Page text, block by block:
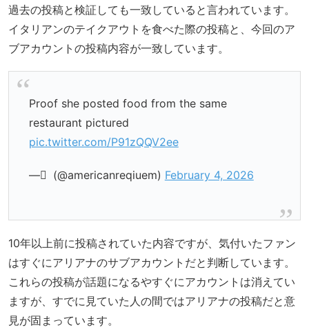
過去の投稿と検証しても一致していると言われています。
イタリアンのテイクアウトを食べた際の投稿と、今回のア
ブアカウントの投稿内容が一致しています。
Proof she posted food from the same
restaurant pictured
pic.twitter.com/P91zQQV2ee
— ً (@americanreqiuem) February 4, 2026
10年以上前に投稿されていた内容ですが、気付いたファン
はすぐにアリアナのサブアカウントだと判断しています。
これらの投稿が話題になるやすぐにアカウントは消えてい
ますが、すでに見ていた人の間ではアリアナの投稿だと意
見が固まっています。